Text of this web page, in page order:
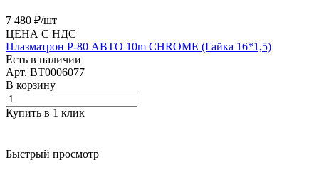
7 480 ₽/шт
ЦЕНА С НДС
Плазматрон Р-80 АВТО 10m CHROME (Гайка 16*1,5)
Есть в наличии
Арт. BT0006077
В корзину
Купить в 1 клик
Быстрый просмотр